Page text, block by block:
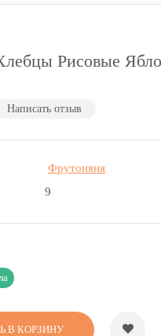
Рисовые
Написать отзыв
Фрутоняня
9
В КОРЗИНУ